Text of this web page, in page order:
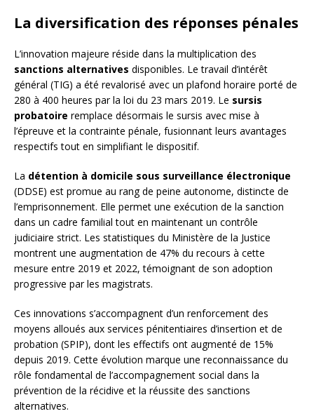
La diversification des réponses pénales
L’innovation majeure réside dans la multiplication des
sanctions alternatives disponibles. Le travail d’intérêt
général (TIG) a été revalorisé avec un plafond horaire porté de
280 à 400 heures par la loi du 23 mars 2019. Le sursis
probatoire remplace désormais le sursis avec mise à
l’épreuve et la contrainte pénale, fusionnant leurs avantages
respectifs tout en simplifiant le dispositif.
La détention à domicile sous surveillance électronique
(DDSE) est promue au rang de peine autonome, distincte de
l’emprisonnement. Elle permet une exécution de la sanction
dans un cadre familial tout en maintenant un contrôle
judiciaire strict. Les statistiques du Ministère de la Justice
montrent une augmentation de 47% du recours à cette
mesure entre 2019 et 2022, témoignant de son adoption
progressive par les magistrats.
Ces innovations s’accompagnent d’un renforcement des
moyens alloués aux services pénitentiaires d’insertion et de
probation (SPIP), dont les effectifs ont augmenté de 15%
depuis 2019. Cette évolution marque une reconnaissance du
rôle fondamental de l’accompagnement social dans la
prévention de la récidive et la réussite des sanctions
alternatives.